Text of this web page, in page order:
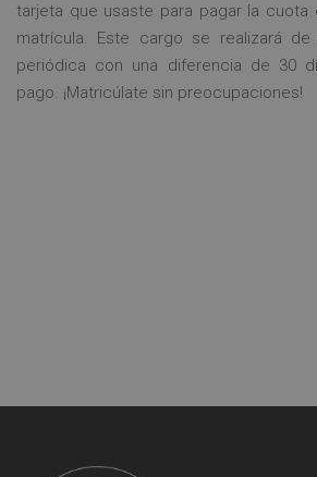
tarjeta que usaste para pagar la cuota
matrícula. Este cargo se realizará
periódica con una diferencia de 30
pago. ¡Matricúlate sin preocupaciones!